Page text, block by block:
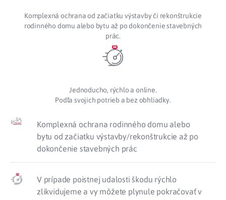
Komplexná ochrana od začiatku výstavby či rekonštrukcie
rodinného domu alebo bytu až po dokončenie stavebných
prác.
Jednoducho, rýchlo a online.
Podľa svojich potrieb a bez obhliadky.
Komplexná ochrana rodinného domu alebo
bytu od začiatku výstavby/rekonštrukcie až po
dokončenie stavebných prác
V prípade poistnej udalosti škodu rýchlo
zlikvidujeme a vy môžete plynule pokračovať v